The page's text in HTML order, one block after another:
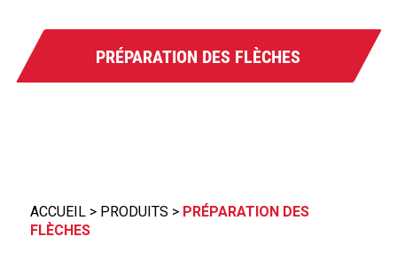
PRÉPARATION DES FLÈCHES
ACCUEIL> PRODUITS > PRÉPARATION DES
FLÈCHES